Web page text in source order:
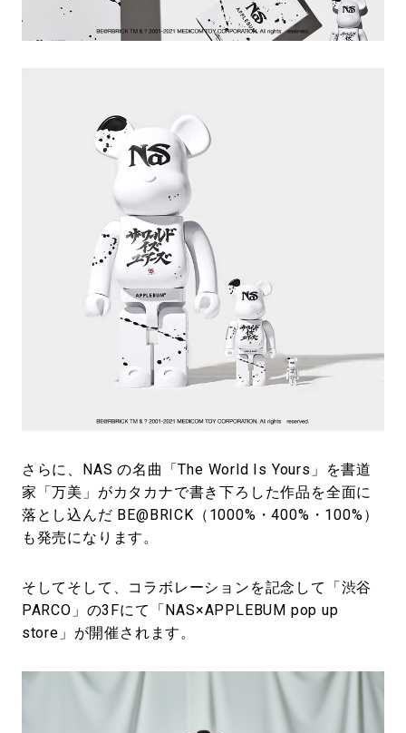
さらに、NAS の名曲「The World Is Yours」を書道
家「万美」がカタカナで書き下ろした作品を全面に
落とし込んだ BE@BRICK（1000%・400%・100%）
も発売になります。
そしてそして、コラボレーションを記念して「渋谷
PARCO」の3Fにて「NAS×APPLEBUM pop up
store」が開催されます。